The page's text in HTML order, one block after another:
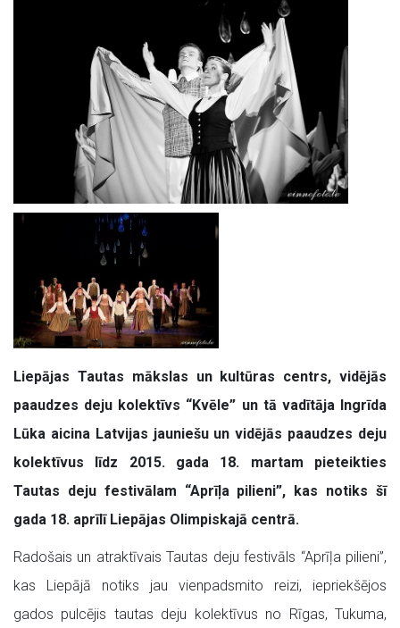
Liepājas Tautas mākslas un kultūras centrs, vidējās
paaudzes deju kolektīvs “Kvēle” un tā vadītāja Ingrīda
Lūka aicina Latvijas jauniešu un vidējās paaudzes deju
kolektīvus līdz 2015. gada 18. martam pieteikties
Tautas deju festivālam “Aprīļa pilieni”, kas notiks šī
gada 18. aprīlī Liepājas Olimpiskajā centrā.
Radošais un atraktīvais Tautas deju festivāls “Aprīļa pilieni”,
kas Liepājā notiks jau vienpadsmito reizi, iepriekšējos
gados pulcējis tautas deju kolektīvus no Rīgas, Tukuma,